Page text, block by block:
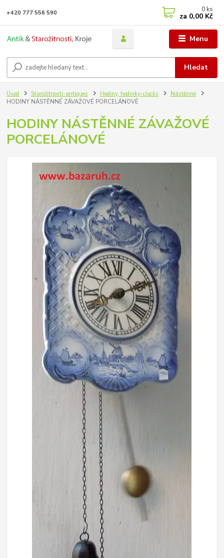
Menu
Hledat
+420 777 556 590 0 ks
za 0,00 Kč
Úvod Starožitnosti-antiques Hodiny, hodinky-clocks
Nástěnné
HODINY NÁSTĚNNÉ ZÁVAŽOVÉ PORCELÁNOVÉ
HODINY NÁSTĚNNÉ ZÁVAŽOVÉ
PORCELÁNOVÉ